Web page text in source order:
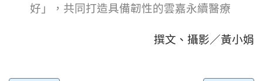
好」，共同打造具備韌性的雲嘉永續醫療
撰文、攝影／黃小娟